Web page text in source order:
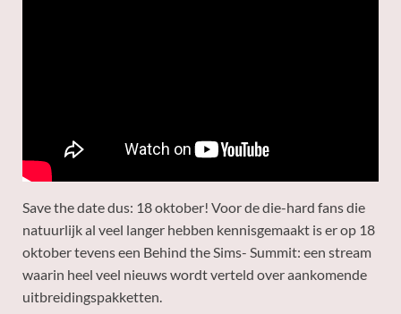
Save the date dus: 18 oktober! Voor de die-hard fans die
natuurlijk al veel langer hebben kennisgemaakt is er op 18
oktober tevens een Behind the Sims- Summit: een stream
waarin heel veel nieuws wordt verteld over aankomende
uitbreidingspakketten.